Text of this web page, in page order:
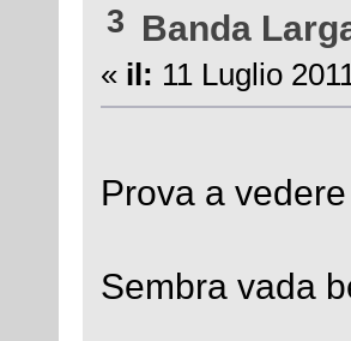
3 Banda
« il: 11 Luglio
Prova a
Sembra vada